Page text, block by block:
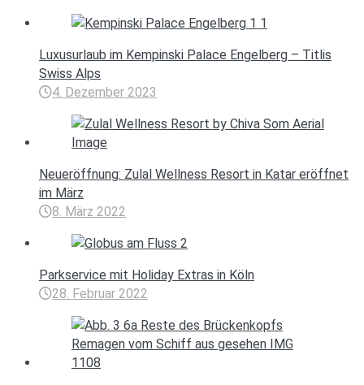
Luxusurlaub im Kempinski Palace Engelberg – Titlis
Swiss Alps
4. Dezember 2023
Neueröffnung: Zulal Wellness Resort in Katar eröffnet
im März
8. März 2022
Parkservice mit Holiday Extras in Köln
28. Februar 2022